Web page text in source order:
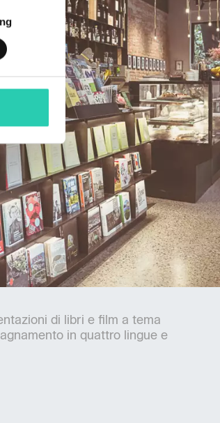
di libri e film a tema
in quattro lingue e